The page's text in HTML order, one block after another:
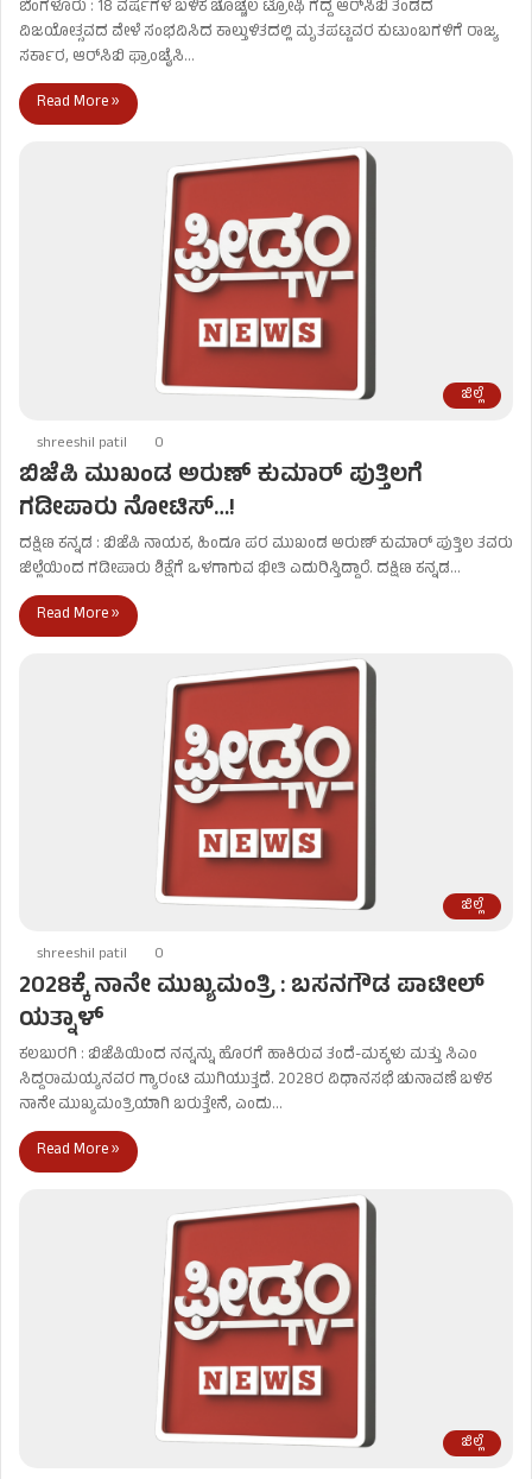
ಬೆಂಗಳೂರು : 18 ವರ್ಷಗಳ ಬಳಿಕ ಚೊಚ್ಚಲ ಟ್ರೋಫಿ ಗೆದ್ದ ಆರ್‌ಸಿಬಿ ತಂಡದ
ವಿಜಯೋತ್ಸವದ ವೇಳೆ ಸಂಭವಿಸಿದ ಕಾಲ್ತುಳಿತದಲ್ಲಿ ಮೃತಪಟ್ಟವರ ಕುಟುಂಬಗಳಿಗೆ ರಾಜ್ಯ
ಸರ್ಕಾರ, ಆರ್​ಸಿಬಿ ಫ್ರಾಂಚೈಸಿ…
Read More »
ಜಿಲ್ಲೆ
shreeshil patil 0
ಬಿಜೆಪಿ ಮುಖಂಡ ಅರುಣ್​ ಕುಮಾರ್​ ಪುತ್ತಿಲಗೆ
ಗಡೀಪಾರು ನೋಟಿಸ್…!​​​​
ದಕ್ಷಿಣ ಕನ್ನಡ : ಬಿಜೆಪಿ ನಾಯಕ, ಹಿಂದೂ ಪರ ಮುಖಂಡ ಅರುಣ್​ ಕುಮಾರ್​ ಪುತ್ತಿಲ ತವರು
ಜಿಲ್ಲೆಯಿಂದ ಗಡೀಪಾರು ಶಿಕ್ಷೆಗೆ ಒಳಗಾಗುವ ಭೀತಿ ಎದುರಿಸ್ತಿದ್ದಾರೆ. ದಕ್ಷಿಣ ಕನ್ನಡ…
Read More »
ಜಿಲ್ಲೆ
shreeshil patil 0
2028ಕ್ಕೆ ನಾನೇ ಮುಖ್ಯಮಂತ್ರಿ : ಬಸನಗೌಡ ಪಾಟೀಲ್
ಯತ್ನಾಳ್
ಕಲಬುರಗಿ : ಬಿಜೆಪಿಯಿಂದ ನನ್ನನ್ನು ಹೊರಗೆ ಹಾಕಿರುವ ತಂದೆ-ಮಕ್ಕಳು ಮತ್ತು ಸಿಎಂ
ಸಿದ್ದರಾಮಯ್ಯನವರ ಗ್ಯಾರಂಟಿ ಮುಗಿಯುತ್ತದೆ. 2028ರ ವಿಧಾನಸಭೆ ಚುನಾವಣೆ ಬಳಿಕ
ನಾನೇ ಮುಖ್ಯಮಂತ್ರಿಯಾಗಿ ಬರುತ್ತೇನೆ, ಎಂದು…
Read More »
ಜಿಲ್ಲೆ